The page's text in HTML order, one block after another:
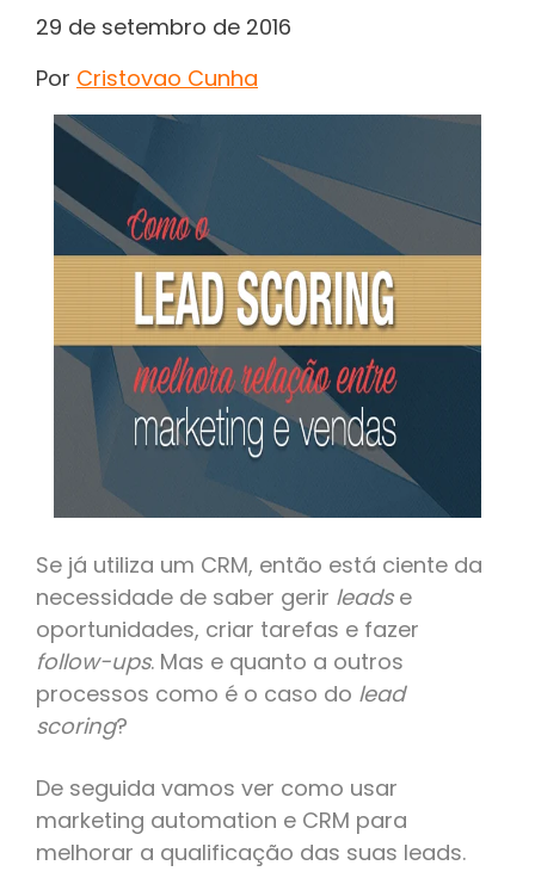
29 de setembro de 2016
Por Cristovao Cunha
Se já utiliza um CRM, então está ciente da
necessidade de saber gerir leadse
oportunidades, criar tarefas e fazer
follow-ups. Mas e quanto a outros
processos como é o caso do lead
scoring?
De seguida vamos ver como usar
marketing automation e CRM para
melhorar a qualificação das suas leads.